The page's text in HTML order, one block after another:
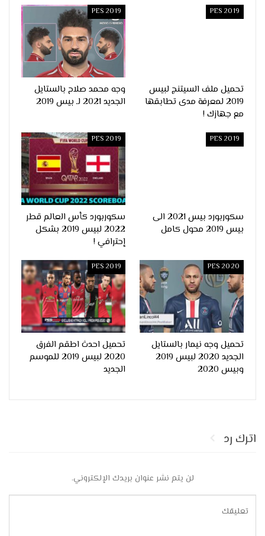
PES 2019
تحميل ملف السيتنج لبيس
2019 لمعرفة مدى تطابقها
مع جهازك !
PES 2019
وجه محمد صلاح بالستايل
الجديد 2021 لـ بيس 2019
PES 2019
سكوربورد بيس 2021 الى
بيس 2019 محول كامل
PES 2019
سكوربورد كأس العالم قطر
2022 لبيس 2019 بشكل
إحترافي !
PES 2020
تحميل وجه نيمار بالستايل
الجديد 2020 لبيس 2019
وبيس 2020
PES 2019
تحميل احدث اطقم الفرق
2020 لبيس 2019 للموسم
الجديد
اترك رد
لن يتم نشر عنوان بريدك الإلكتروني.